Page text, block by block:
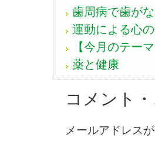
歯周病で歯が
運動による心
【今月のテー
薬と健康
コメント
メールアドレス